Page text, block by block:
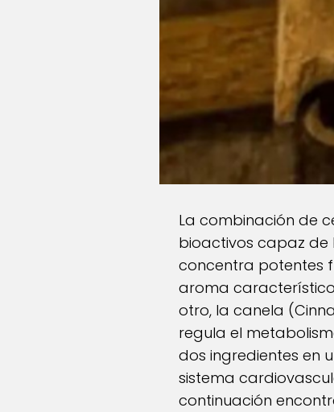
La combinación de
bioactivos capaz de
concentra potentes
aroma
otro, la canela
regula el
dos ingredientes en
sistema
continuación